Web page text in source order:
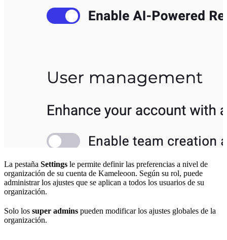
La pestaña Settings le permite definir las preferencias a nivel de
organización de su cuenta de Kameleoon. Según su rol, puede
administrar los ajustes que se aplican a todos los usuarios de su
organización.
Solo los super admins pueden modificar los ajustes globales de la
organización.